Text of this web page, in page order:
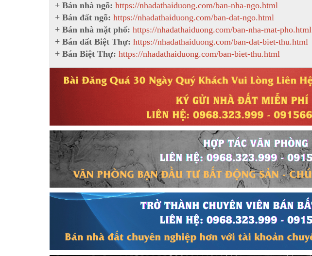
+ Bán nhà ngõ: https://nhadathaiduong.com/ban-nha-ngo.html
+ Bán đất ngõ: https://nhadathaiduong.com/ban-dat-ngo.html
+ Bán nhà mặt phố: https://nhadathaiduong.com/ban-nha-mat-pho.html
+ Bán đất Biệt Thự: https://nhadathaiduong.com/ban-dat-biet-thu.html
+ Bán Biệt Thự: https://nhadathaiduong.com/ban-biet-thu.html